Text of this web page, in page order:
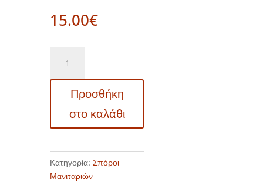
15.00€
φαγώσιμων
μανιταριών
ποσότητα
Προσθήκη
στο καλάθι
Κατηγορία: Σπόροι
Μανιταριών